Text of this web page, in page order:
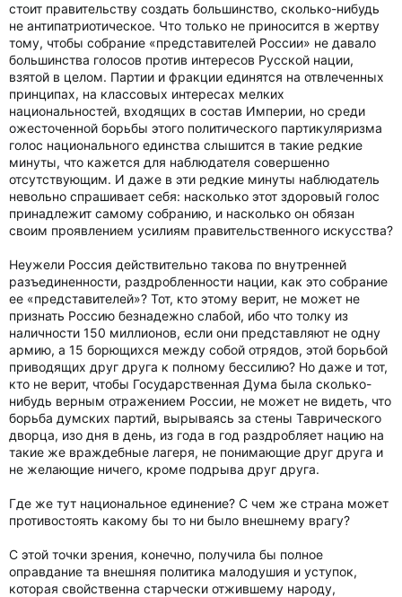
стоит правительству создать большинство, сколько-нибудь
не антипатриотическое. Что только не приносится в жертву
тому, чтобы собрание «представителей России» не давало
большинства голосов против интересов Русской нации,
взятой в целом. Партии и фракции единятся на отвлеченных
принципах, на классовых интересах мелких
национальностей, входящих в состав Империи, но среди
ожесточенной борьбы этого политического партикуляризма
голос национального единства слышится в такие редкие
минуты, что кажется для наблюдателя совершенно
отсутствующим. И даже в эти редкие минуты наблюдатель
невольно спрашивает себя: насколько этот здоровый голос
принадлежит самому собранию, и насколько он обязан
своим проявлением усилиям правительственного искусства?
Неужели Россия действительно такова по внутренней
разъединенности, раздробленности нации, как это собрание
ее «представителей»? Тот, кто этому верит, не может не
признать Россию безнадежно слабой, ибо что толку из
наличности 150 миллионов, если они представляют не одну
армию, а 15 борющихся между собой отрядов, этой борьбой
приводящих друг друга к полному бессилию? Но даже и тот,
кто не верит, чтобы Государственная Дума была сколько-
нибудь верным отражением России, не может не видеть, что
борьба думских партий, вырываясь за стены Таврического
дворца, изо дня в день, из года в год раздробляет нацию на
такие же враждебные лагеря, не понимающие друг друга и
не желающие ничего, кроме подрыва друг друга.
Где же тут национальное единение? С чем же страна может
противостоять какому бы то ни было внешнему врагу?
С этой точки зрения, конечно, получила бы полное
оправдание та внешняя политика малодушия и уступок,
которая свойственна старчески отжившему народу,